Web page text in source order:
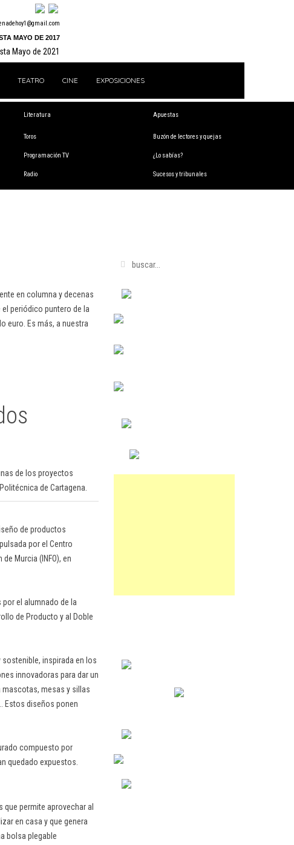
MAYO DE 2017
Mayo de 2021
TEATRO CINE EXPOSICIONES
Literatura
Toros
Programación TV
Radio
Apuestas
Buzón de lectores y quejas
¿Lo sabías?
Sucesos y tribunales
en columna y decenas
periódico puntero de la
euro. Es más, a nuestra
de los proyectos
de Cartagena.
de productos
por el Centro
Murcia (INFO), en
por el alumnado de la
de Producto y al Doble
inspirada en los
innovadoras para dar un
mesas y sillas
Estos diseños ponen
compuesto por
quedado expuestos.
permite aprovechar al
en casa y que genera
bolsa plegable